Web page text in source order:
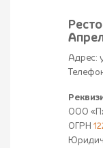
Адрес:
ООО
ОГРН